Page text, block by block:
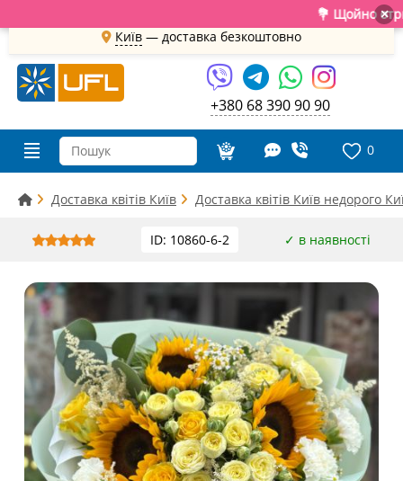
💐 Щойно ×
Київ — доставка безкоштовно
+380 68 390 90 90
0
Доставка квітів Київ Доставка квітів Київ недорого
ID: 10860-6-2 ✓ в наявності